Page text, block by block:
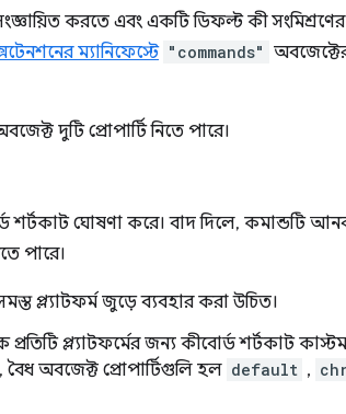
করতে এবং একটি ডিফল্ট কী
ম্যানিফেস্টে "commands" অবজেক্টের
দুটি প্রোপার্টি নিতে পারে।
শর্টকাট ঘোষণা করে। বাদ দিলে, কমান্ডটি
পারে।
প্ল্যাটফর্ম জুড়ে ব্যবহার করা উচিত।
প্ল্যাটফর্মের জন্য কীবোর্ড শর্টকাট
বৈধ অবজেক্ট প্রোপার্টিগুলি হল default ,